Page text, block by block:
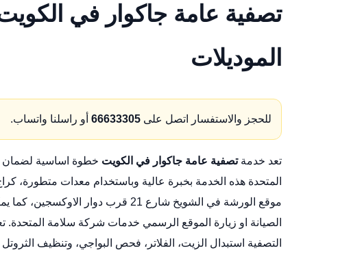
تصفية عامة جاكوار في
الموديلات
للحجز والاستفسار اتصل على 66633305 أو راسلنا واتساب.
تعد خدمةتصفية عامة جاكوار في الكويت خطوة اساسية لضمان
المتحدة هذه الخدمة بخبرة عالية وباستخدام معدات متطورة،
موقع الورشة في الشويخ شارع 21 قرب دوار الاوكسجين، كما يمكن الوصول بسهولة الى الورشة عبر هذا الرابط المدمج
الصيانة او زيارة الموقع الرسمي خدمات شركة سلامة المتحدة.
التصفية استبدال الزيت، الفلاتر، فحص البواجي، وتنظيف